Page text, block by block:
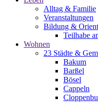
Alltag & Familie
Veranstaltungen
Bildung &
Teilhabe
Wohnen
23 Städte &
Bakum
Barßel
Bösel
Cappeln